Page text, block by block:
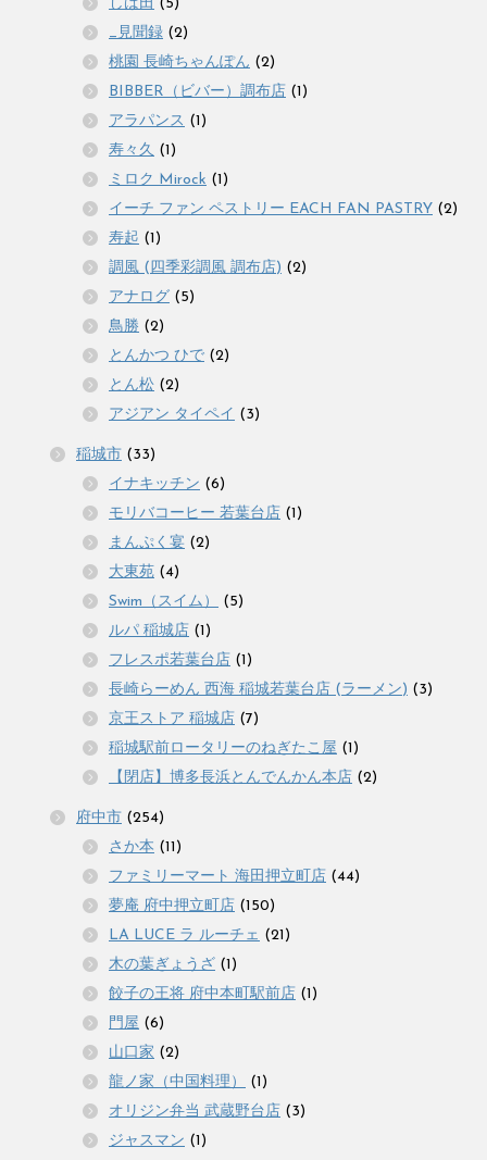
しば田 (5)
_見聞録 (2)
桃園 長崎ちゃんぽん (2)
BIBBER（ビバー）調布店 (1)
アラパンス (1)
寿々久 (1)
ミロク Mirock (1)
イーチ ファン ペストリー EACH FAN PASTRY (2)
寿起 (1)
調風 (四季彩調風 調布店) (2)
アナログ (5)
鳥勝 (2)
とんかつ ひで (2)
とん松 (2)
アジアン タイペイ (3)
稲城市 (33)
イナキッチン (6)
モリバコーヒー 若葉台店 (1)
まんぷく宴 (2)
大東苑 (4)
Swim（スイム）
(5)
ルパ 稲城店 (1)
フレスポ若葉台店 (1)
長崎らーめん 西海 稲城若葉台店 (ラーメン) (3)
京王ストア 稲城店 (7)
稲城駅前ロータリーのねぎたこ屋 (1)
【閉店】博多長浜とんでんかん本店 (2)
府中市 (254)
さか本 (11)
ファミリーマート 海田押立町店 (44)
夢庵 府中押立町店 (150)
LA LUCE ラ ルーチェ (21)
木の葉ぎょうざ (1)
餃子の王将 府中本町駅前店 (1)
門屋 (6)
山口家 (2)
龍ノ家（中国料理）
(1)
オリジン弁当 武蔵野台店 (3)
ジャスマン (1)